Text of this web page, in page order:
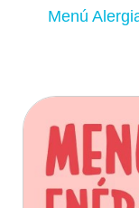
Menú